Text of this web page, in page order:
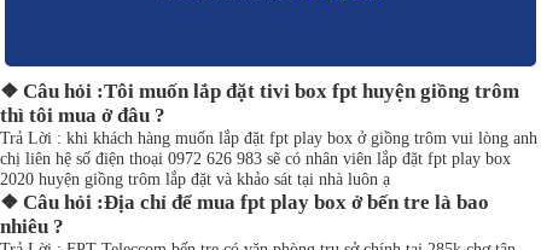
❖ Câu hỏi :Tôi muốn lắp đặt tivi box fpt huyện giồng trôm
thì tôi mua ở đâu ?
Trả Lời : khi khách hàng muốn lắp đặt fpt play box ở giồng trôm vui lòng anh
chị liên hệ số điện thoại 0972 626 983 sẽ có nhân viên lắp đặt fpt play box
2020 huyện giồng trôm lắp đặt và khảo sát tại nhà luôn ạ
❖ Câu hỏi :Địa chỉ để mua fpt play box ở bến tre là bao
nhiêu ?